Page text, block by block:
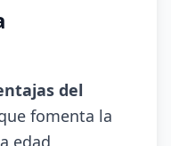
del
fomenta la
edad